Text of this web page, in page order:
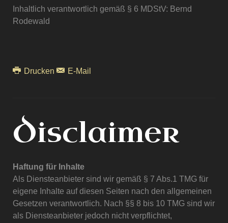
Inhaltlich verantwortlich gemäß § 6 MDStV: Bernd
Rodewald
Drucken E-Mail
Disclaimer
Haftung für Inhalte
Als Diensteanbieter sind wir gemäß § 7 Abs.1 TMG für
eigene Inhalte auf diesen Seiten nach den allgemeinen
Gesetzen verantwortlich. Nach §§ 8 bis 10 TMG sind wir
als Diensteanbieter jedoch nicht verpflichtet,